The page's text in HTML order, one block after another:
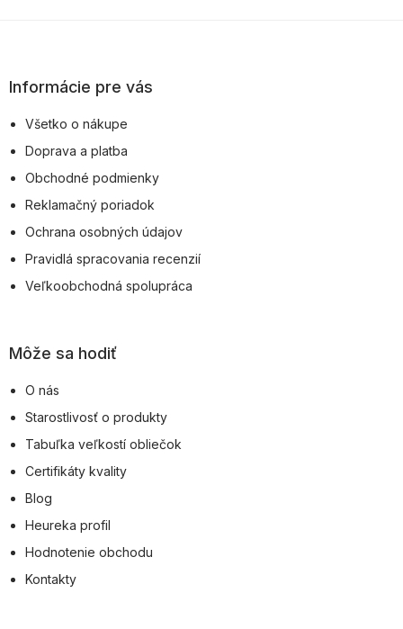
pInformácie pre vás
Všetko o nákupe
Doprava a platba
Obchodné podmienky
Reklamačný poriadok
Ochrana osobných údajov
Pravidlá spracovania recenzií
Veľkoobchodná spolupráca
Môže sa hodiť
O nás
Starostlivosť o produkty
Tabuľka veľkostí obliečok
Certifikáty kvality
Blog
Heureka profil
Hodnotenie obchodu
Kontakty